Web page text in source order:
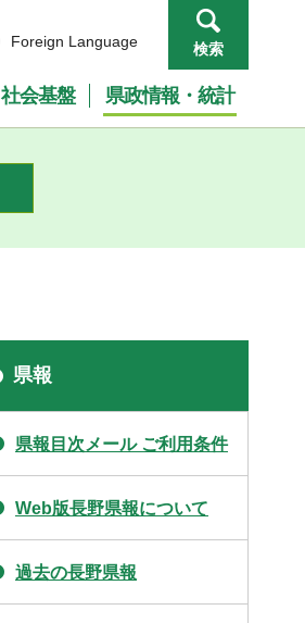
Foreign Language 検索
社会基盤 県政情報・統計
県報
県報目次メール ご利用条件
Web版長野県報について
過去の長野県報